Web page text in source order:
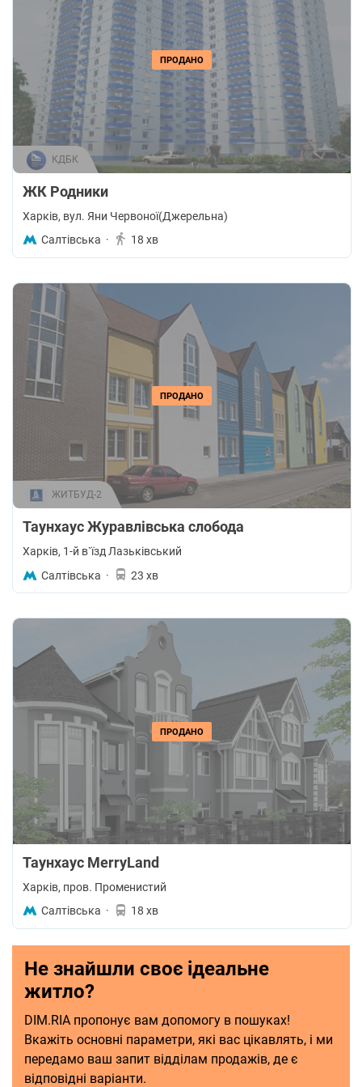
ПРОДАНО
КДБК
ЖК Родники
Харків, вул. Яни Червоної(Джерельна)
Салтівська · 18 хв
ПРОДАНО
ЖИТБУД-2
Таунхаус Журавлівська слобода
Харків, 1-й в`їзд Лазьківський
Салтівська · 23 хв
ПРОДАНО
Таунхаус MerryLand
Харків, пров. Променистий
Салтівська · 18 хв
Не знайшли своє ідеальне
житло?
DIM.RIA пропонує вам допомогу в пошуках!
Вкажіть основні параметри, які вас цікавлять, і ми
передамо ваш запит відділам продажів, де є
відповідні варіанти.